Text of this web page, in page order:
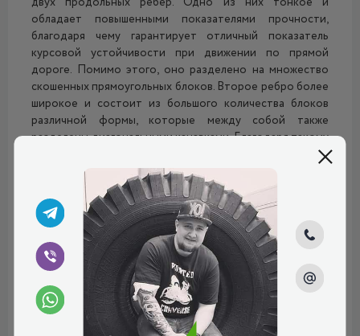
обладает повышенными показателями прочности,
благодаря чему гарантирует отличный показатель
курсовой устойчивости при движении по прямой
дороге. Помимо этого, оно разделено на множество
скошенных прямоугольных блоков. Второе ребро более
широкое и состоит из большого количества блоков
различной формы, которые между собой также
разделены диагональными канавками. Благодаря такому
строению формируется большое количество острых
кромок зацепления, которые вгрызаются в дорожное
покрытие и обеспечивают прекрасные ходовые
характеристики, как на сухом, так и на мокром
дорожном покрытии. В плечевых зонах находятся
прямоугольные блоки повышенной жёсткости с
закруглёнными краями. Они, во-первых, гарантируют
отличный показатель сцепления с дорогой при
маневрировании и прохождении особо сложных
поворотов, а, во-вторых, обеспечивают замечательный
показатель управляемости, так как шина максимально